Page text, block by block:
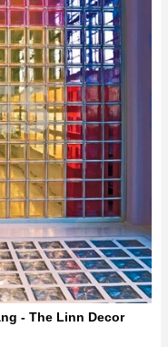
- The Linn Decor